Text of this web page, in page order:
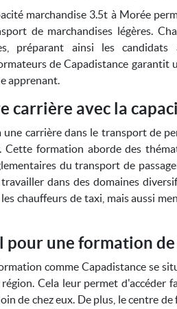
marchandise 3.5t à Morée
de marchandises légères.
préparant ainsi les
de Capadistance
apprenant.
carrière avec la
carrière dans le transport de
formation aborde des
du transport de
dans des domaines
chauffeurs de taxi, mais aussi
pour une formation
comme Capadistance se
Cela leur permet d'accéder
de chez eux. De plus, le centre